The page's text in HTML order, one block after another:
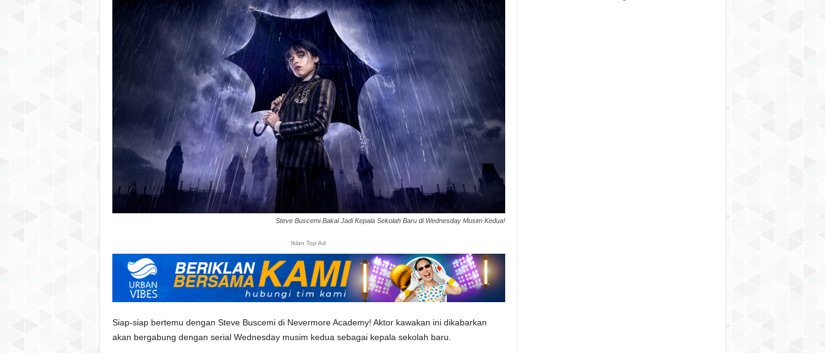
Steve Buscemi Bakal Jadi Kepala Sekolah Baru di Wednesday Musim Kedua!
Iklan Top Ad
Siap-siap bertemu dengan Steve Buscemi di Nevermore Academy! Aktor kawakan ini dikabarkan
akan bergabung dengan serial Wednesday musim kedua sebagai kepala sekolah baru.